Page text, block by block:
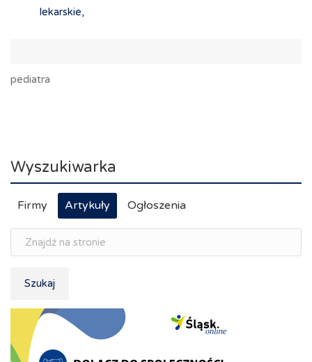
lekarskie,
pediatra
Wyszukiwarka
Firmy Artykuły Ogłoszenia
Szukaj